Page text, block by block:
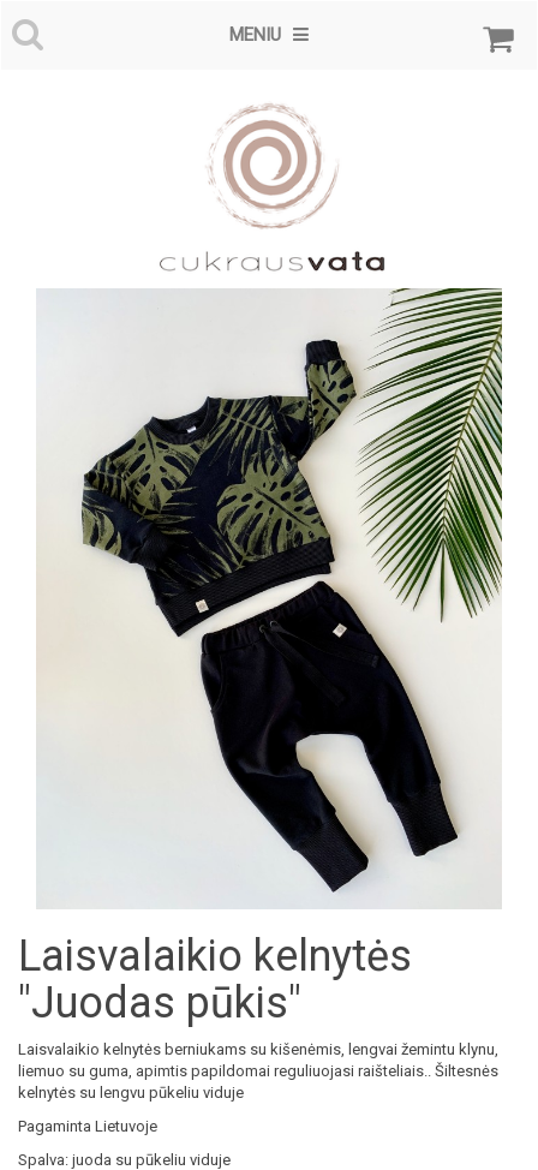
MENIU
Laisvalaikio kelnytės
"Juodas pūkis"
Laisvalaikio kelnytės berniukams su kišenėmis, lengvai žemintu klynu,
liemuo su guma, apimtis papildomai reguliuojasi raišteliais.. Šiltesnės
kelnytės su lengvu pūkeliu viduje
Pagaminta Lietuvoje
Spalva: juoda su pūkeliu viduje